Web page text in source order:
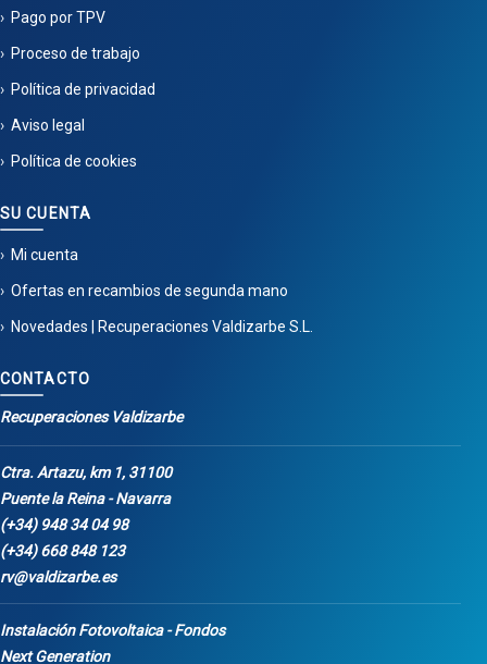
Pago por TPV
Proceso de trabajo
Política de privacidad
Aviso legal
Política de cookies
SU CUENTA
Mi cuenta
Ofertas en recambios de segunda mano
Novedades | Recuperaciones Valdizarbe S.L.
CONTACTO
Recuperaciones Valdizarbe
Ctra. Artazu, km 1, 31100
Puente la Reina - Navarra
(+34) 948 34 04 98
(+34) 668 848 123
rv@valdizarbe.es
Instalación Fotovoltaica - Fondos
Next Generation